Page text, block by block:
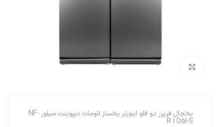
بزرگنمایی تصویر
يخچال فريزر دو قلو اينورتر يخساز اتومات ديپوينت سيلور NF-
R I D5I-S